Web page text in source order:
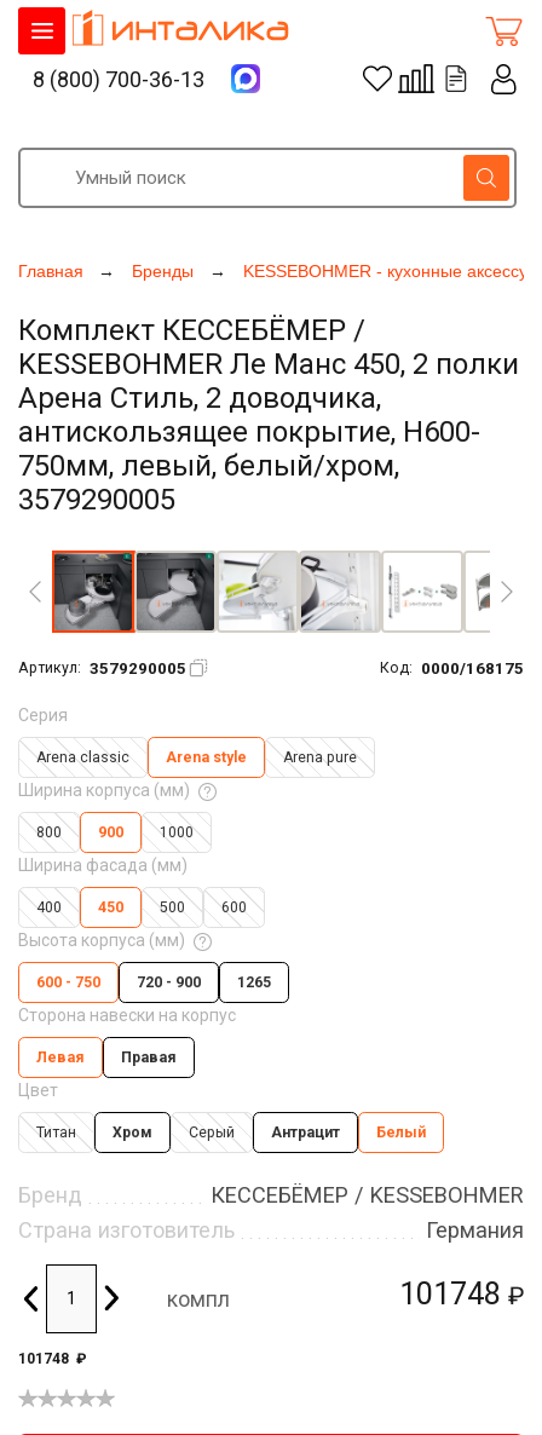
Главная Бренды KESSEBOHMER - кухонные
Комплект КЕССЕБЁМЕР /
KESSEBOHMER Ле Манс 450, 2 полки
Арена Стиль, 2 доводчика,
антискользящее покрытие, H600-
750мм, левый, белый/хром,
3579290005
Артикул: 3579290005 Код: 0000/168175
101748 ₽
Серия
Arena classic Arena style Arena pure
Ширина корпуса (мм)
800 900 1000
Ширина фасада (мм)
400 450 500 600
Высота корпуса (мм)
600 - 750 720 - 900 1265
Сторона навески на корпус
Левая Правая
Цвет
Титан Хром Серый Антрацит Белый
Бренд
КЕССЕБЁМЕР / KESSEBOHMER
Страна изготовитель
Германия
компл
101748 ₽
8 (800) 700-36-13